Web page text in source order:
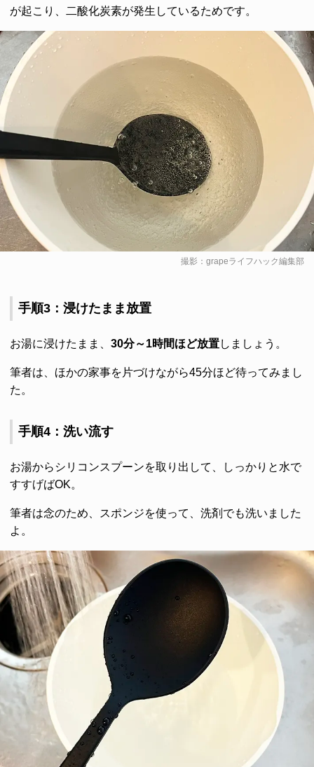
が起こり、二酸化炭素が発生しているためです。
撮影：grapeライフハック編集部
手順3：浸けたまま放置
お湯に浸けたまま、 30分～1時間ほど放置しましょう。
筆者は、ほかの家事を片づけながら45分ほど待ってみまし
た。
手順4：洗い流す
お湯からシリコンスプーンを取り出して、しっかりと水で
すすげばOK。
筆者は念のため、スポンジを使って、洗剤でも洗いました
よ。